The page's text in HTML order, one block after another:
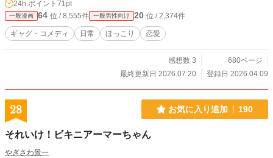
24h.ポイント 71pt
一般漫画 64 位 / 8,555件 一般男性向け 20 位 / 2,374件
ギャグ・コメディ 日常 ほっこり 恋愛
感想数 3
680ページ
最終更新日 2026.07.20
登録日 2026.04.09
28 お気に入り追加 190
それいけ！ビキニアーマーちゃん
やぎさわ景一